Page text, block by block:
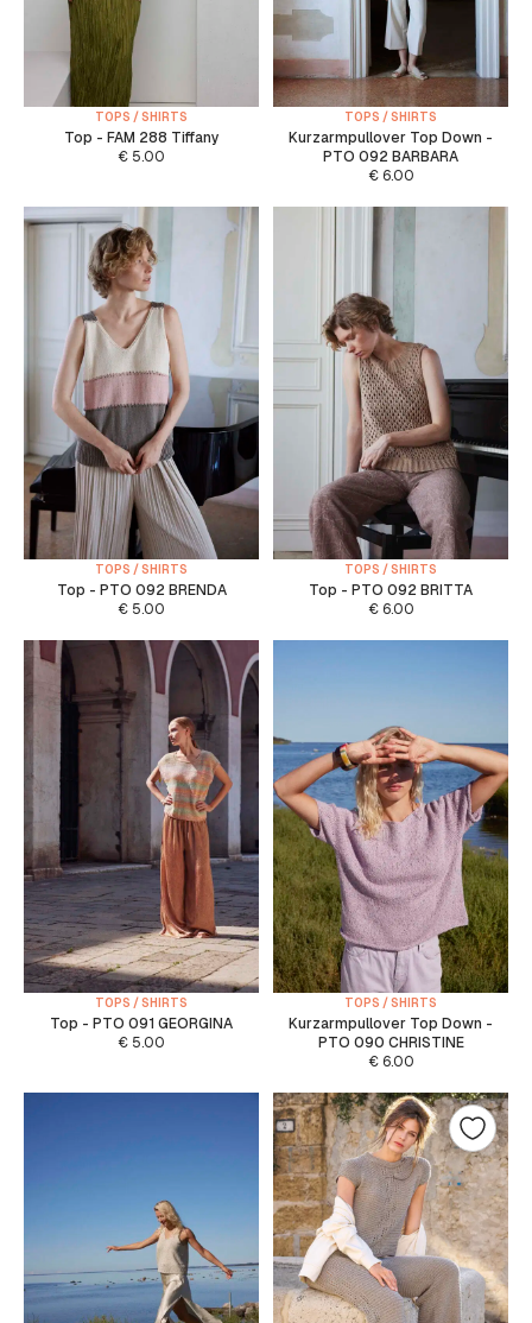
TOPS / SHIRTS
Top - FAM 288 Tiffany
€ 5.00
TOPS / SHIRTS
Kurzarmpullover Top Down -
PTO 092 BARBARA
€6.00
TOPS / SHIRTS
Top - PTO 092 BRENDA
€ 5.00
TOPS / SHIRTS
Top - PTO 092 BRITTA
€6.00
TOPS / SHIRTS
Top - PTO 091 GEORGINA
€ 5.00
TOPS / SHIRTS
Kurzarmpullover Top Down -
PTO 090 CHRISTINE
€6.00